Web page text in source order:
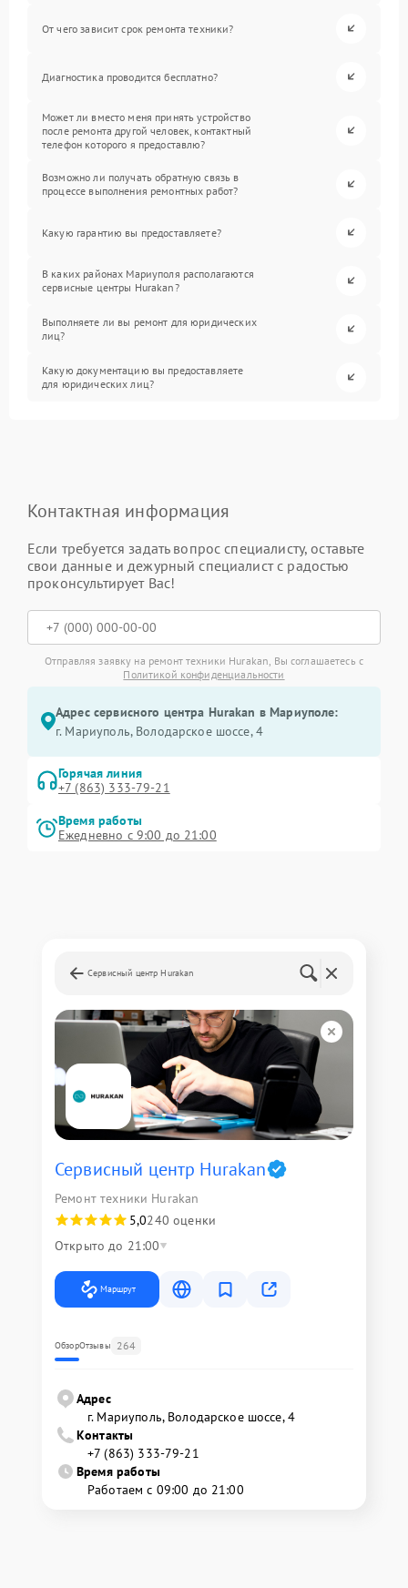
От чего зависит срок ремонта техники?
Диагностика проводится бесплатно?
Может ли вместо меня принять устройство
после ремонта другой человек, контактный
телефон которого я предоставлю?
Возможно ли получать обратную связь в
процессе выполнения ремонтных работ?
Какую гарантию вы предоставляете?
В каких районах Мариуполя располагаются
сервисные центры Hurakan?
Выполняете ли вы ремонт для юридических
лиц?
Какую документацию вы предоставляете
для юридических лиц?
Контактная информация
Если требуется задать вопрос специалисту, оставьте
свои данные и дежурный специалист с радостью
проконсультирует Вас!
Отправляя заявку на ремонт техники Hurakan, Вы соглашаетесь с
Политикой конфиденциальности
Адрес сервисного центра Hurakan в Мариуполе:
г. Мариуполь, Володарское шоссе, 4
Горячая линия
+7 (863) 333-79-21
Время работы
Ежедневно с 9:00 до 21:00
Сервисный центр Hurakan
Сервисный центр Hurakan
Ремонт техники Hurakan
5,0240 оценки
Открыто до 21:00
Маршрут
ОбзорОтзывы 264
Адрес
г. Мариуполь, Володарское шоссе, 4
Контакты
+7 (863) 333-79-21
Время работы
Работаем с 09:00 до 21:00